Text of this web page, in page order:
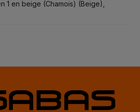
1 en beige (Chamois) (Beige),